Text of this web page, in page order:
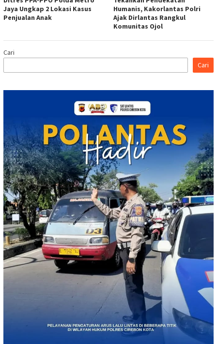
Jaya Ungkap 2 Lokasi Kasus
Penjualan Anak
Humanis, Kakorlantas Polri
Ajak Dirlantas Rangkul
Komunitas Ojol
Cari
Cari